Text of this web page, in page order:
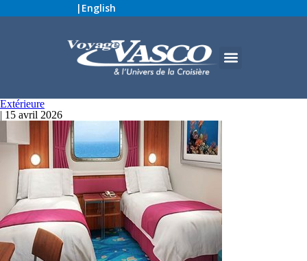
| English
Extérieure
| 15 avril 2026